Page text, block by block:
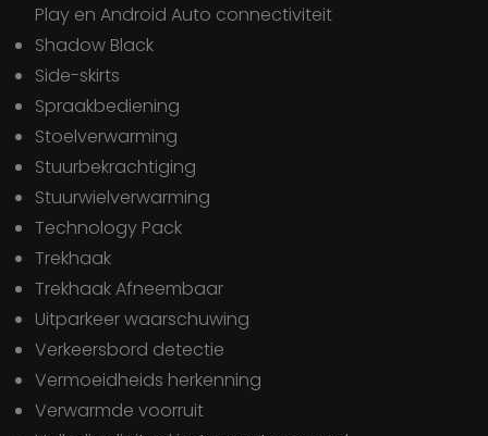
Play en Android Auto connectiviteit
Shadow Black
Side-skirts
Spraakbediening
Stoelverwarming
Stuurbekrachtiging
Stuurwielverwarming
Technology Pack
Trekhaak
Trekhaak Afneembaar
Uitparkeer waarschuwing
Verkeersbord detectie
Vermoeidheids herkenning
Verwarmde voorruit